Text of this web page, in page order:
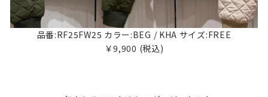
品番:RF25FW25 カラー:BEG / KHA サイズ:FREE
￥9,900 (税込)